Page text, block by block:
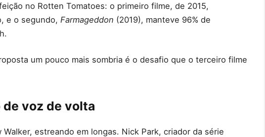
no Rotten Tomatoes: o primeiro filme, de 2015,
e o segundo, Farmageddon (2019), manteve 96% de
um pouco mais sombria é o desafio que o terceiro filme
voz de volta
estreando em longas. Nick Park, criador da série